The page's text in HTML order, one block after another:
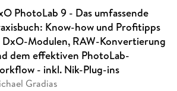
PhotoLab 9 - Das umfassende
Know-how und Profitipps
DxO-Modulen, RAW-Konvertierung
dem effektiven PhotoLab-
- inkl. Nik-Plug-ins
Gradias